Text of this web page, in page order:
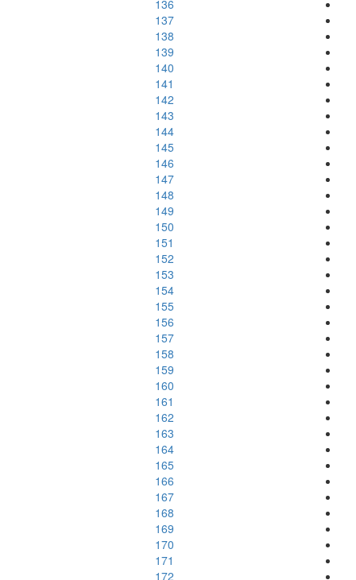
136
137
138
139
140
141
142
143
144
145
146
147
148
149
150
151
152
153
154
155
156
157
158
159
160
161
162
163
164
165
166
167
168
169
170
171
172